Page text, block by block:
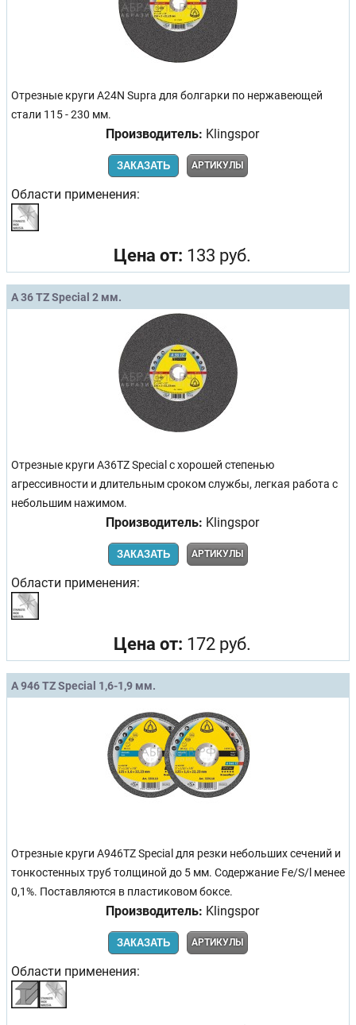
Отрезные круги A24N Supra для болгарки по нержавеющей
стали 115 - 230 мм.
Производитель: Klingspor
ЗАКАЗАТЬ АРТИКУЛЫ
Области применения:
Цена от: 133 руб.
A 36 TZ Special 2 мм.
Отрезные круги A36TZ Special с хорошей степенью
агрессивности и длительным сроком службы, легкая работа с
небольшим нажимом.
Производитель: Klingspor
ЗАКАЗАТЬ АРТИКУЛЫ
Области применения:
Цена от: 172 руб.
A 946 TZ Special 1,6-1,9 мм.
Отрезные круги A946TZ Special для резки небольших сечений и
тонкостенных труб толщиной до 5 мм. Содержание Fe/S/l менее
0,1%. Поставляются в пластиковом боксе.
Производитель: Klingspor
ЗАКАЗАТЬ АРТИКУЛЫ
Области применения: